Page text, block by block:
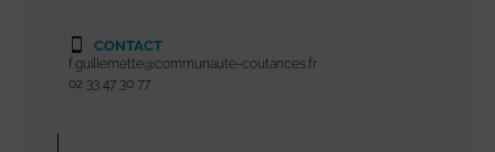
CONTACT
f.guillemette@communaute-coutances.fr
02 33 47 30 77